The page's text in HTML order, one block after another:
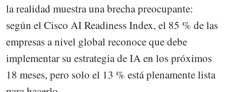
la realidad muestra una brecha preocupante:
según el Cisco AI Readiness Index, el 85 % de las
empresas a nivel global reconoce que debe
implementar su estrategia de IA en los próximos
18 meses, pero solo el 13 % está plenamente lista